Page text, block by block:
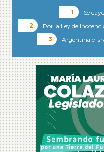
Se
Por la Ley de
Argentina e